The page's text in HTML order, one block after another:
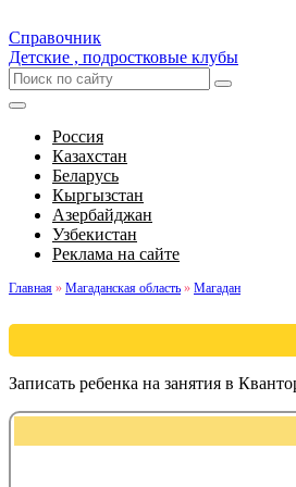
Справочник
Детские , подростковые клубы
Россия
Казахстан
Беларусь
Кыргызстан
Азербайджан
Узбекистан
Реклама на сайте
Главная » Магаданская область » Магадан
Записать ребенка на занятия в